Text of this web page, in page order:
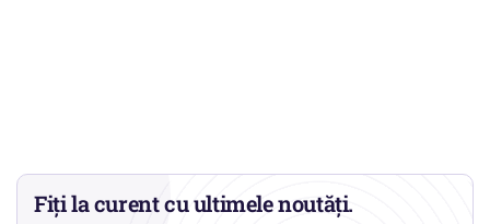
Fiți la curent cu ultimele noutăți.